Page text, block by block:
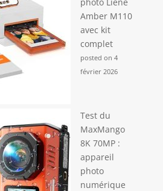
Amber M110
avec kit
complet
posted on 4
février 2026
Test du
MaxMango
8K 70MP :
appareil
photo
numérique